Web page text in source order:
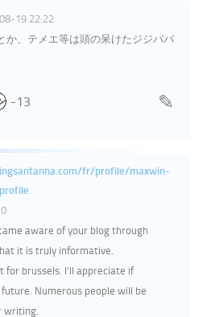
19 22:22
か、テメエ等は頭の呆けたジジババ
-13
fr/profile/maxwin-
aware of your blog through
it is truly informative.
for brussels. I’ll appreciate if
Numerous people will be
writing.